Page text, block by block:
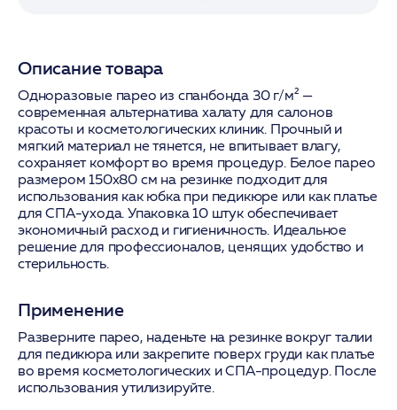
Описание товара
Одноразовые парео из спанбонда 30 г/м² —
современная альтернатива халату для салонов
красоты и косметологических клиник. Прочный и
мягкий материал не тянется, не впитывает влагу,
сохраняет комфорт во время процедур. Белое парео
размером 150х80 см на резинке подходит для
использования как юбка при педикюре или как платье
для СПА-ухода. Упаковка 10 штук обеспечивает
экономичный расход и гигиеничность. Идеальное
решение для профессионалов, ценящих удобство и
стерильность.
Применение
Разверните парео, наденьте на резинке вокруг талии
для педикюра или закрепите поверх груди как платье
во время косметологических и СПА-процедур. После
использования утилизируйте.